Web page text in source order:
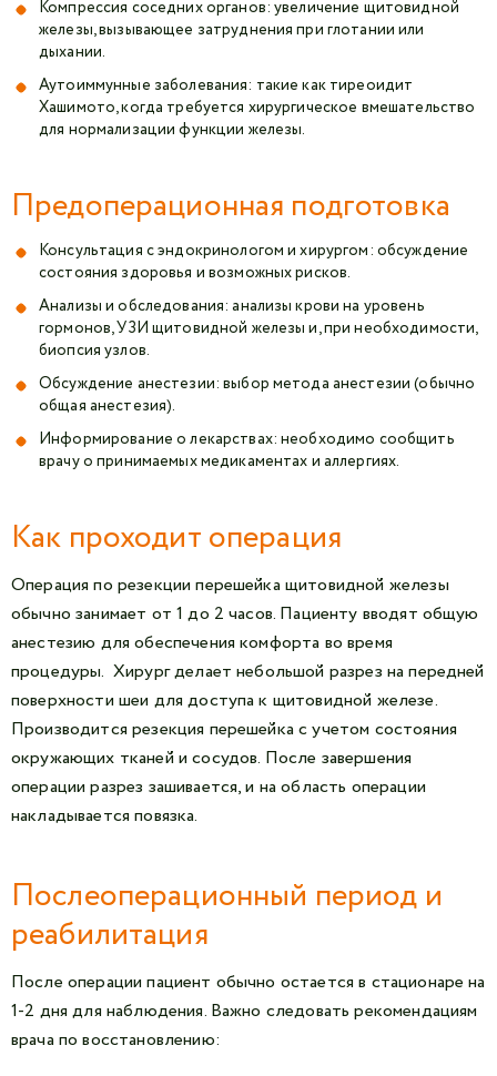
Компрессия соседних органов: увеличение щитовидной
железы, вызывающее затруднения при глотании или
дыхании.
Аутоиммунные заболевания: такие как тиреоидит
Хашимото, когда требуется хирургическое вмешательство
для нормализации функции железы.
Предоперационная подготовка
Консультация с эндокринологом и хирургом: обсуждение
состояния здоровья и возможных рисков.
Анализы и обследования: анализы крови на уровень
гормонов, УЗИ щитовидной железы и, при необходимости,
биопсия узлов.
Обсуждение анестезии: выбор метода анестезии (обычно
общая анестезия).
Информирование о лекарствах: необходимо сообщить
врачу о принимаемых медикаментах и аллергиях.
Как проходит операция
Операция по резекции перешейка щитовидной железы
обычно занимает от 1 до 2 часов. Пациенту вводят общую
анестезию для обеспечения комфорта во время
процедуры. Хирург делает небольшой разрез на передней
поверхности шеи для доступа к щитовидной железе.
Производится резекция перешейка с учетом состояния
окружающих тканей и сосудов. После завершения
операции разрез зашивается, и на область операции
накладывается повязка.
Послеоперационный период и
реабилитация
После операции пациент обычно остается в стационаре на
1-2 дня для наблюдения. Важно следовать рекомендациям
врача по восстановлению: